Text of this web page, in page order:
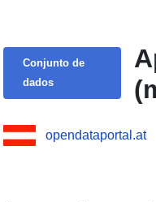
Conjunto de
dados
opendataportal.at